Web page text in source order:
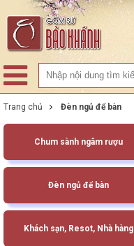
Trang chủ Đèn ngủ để bàn
Chum sành ngâm rượu
Đèn ngủ để bàn
Khách sạn, Resot, Nhà hàng